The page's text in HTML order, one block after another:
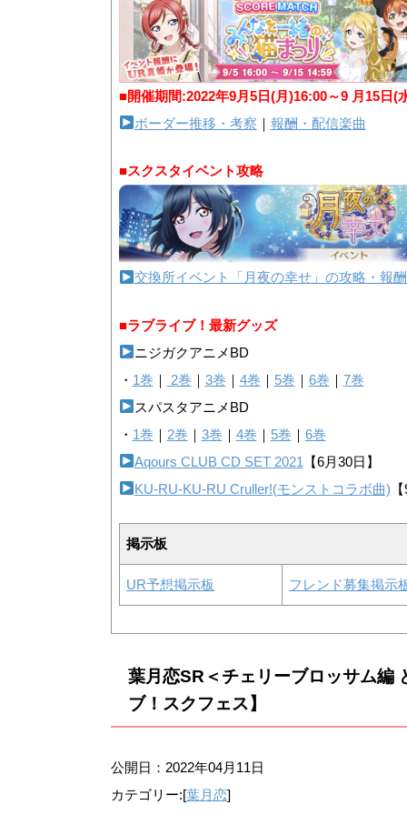
■開催期間:2022年9月5日(月)16:00～9 月15日(
ボーダー推移・考察 ｜ 報酬・配信楽曲
■スクスタイベント攻略
交換所イベント「月夜の幸せ」の攻略・報
■ラブライブ！最新グッズ
ニジガクアニメBD
・ 1巻 ｜ 2巻 ｜ 3巻 ｜ 4巻 ｜ 5巻 ｜ 6巻 ｜ 7巻
スパスタアニメBD
・ 1巻 ｜ 2巻 ｜ 3巻 ｜ 4巻 ｜ 5巻 ｜ 6巻
Aqours CLUB CD SET 2021 【6月30日】
KU-RU-KU-RU Cruller!(モンストコラボ曲)
掲示板
UR予想掲示板 フレンド募集掲示
葉月恋SR＜チェリーブロッサム編
ブ！スクフェス】
公開日： 2022年04月11日
カテゴリー:[葉月恋]